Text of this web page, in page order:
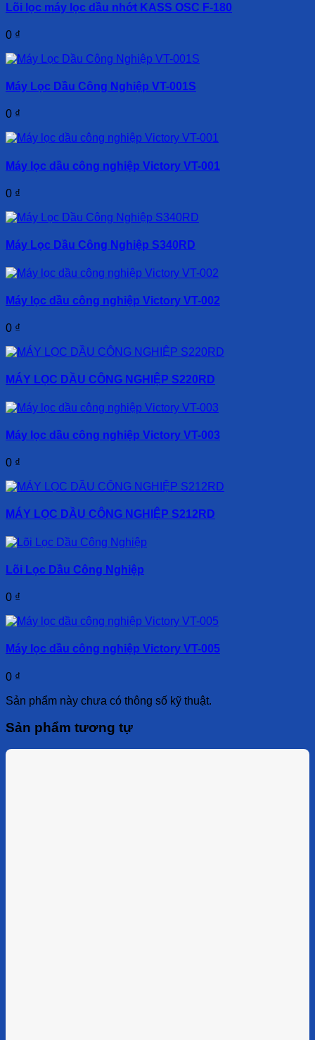
Lõi lọc máy lọc dầu nhớt KASS OSC F-180
0 ₫
Máy Lọc Dầu Công Nghiệp VT-001S
0 ₫
Máy lọc dầu công nghiệp Victory VT-001
0 ₫
Máy Lọc Dầu Công Nghiệp S340RD
Máy lọc dầu công nghiệp Victory VT-002
0 ₫
MÁY LỌC DẦU CÔNG NGHIỆP S220RD
Máy lọc dầu công nghiệp Victory VT-003
0 ₫
MÁY LỌC DẦU CÔNG NGHIỆP S212RD
Lõi Lọc Dầu Công Nghiệp
0 ₫
Máy lọc dầu công nghiệp Victory VT-005
0 ₫
Sản phẩm này chưa có thông số kỹ thuật.
Sản phẩm tương tự